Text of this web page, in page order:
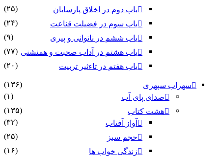
باب دوم در اخلاق پارسایان
(۲۵)
باب سوم در فضیلت قناعت
(۲۴)
باب ششم در ناتوانى و پیرى
(۹)
باب هشتم در آداب صحبت و همنشنى (۷۷)
باب هفتم در تاءثیر تربیت
(۲۰)
سهراب سپهری
(۱۳۶)
صدای پای آب
(۱)
هشت کتاب
(۱۳۵)
آواز آفتاب
(۳۲)
حجم سبز
(۲۵)
زندگی خواب ها
(۱۶)